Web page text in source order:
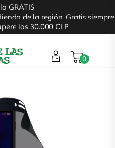
GRATIS
de la región. Gratis siempre
los 30.000 CLP
0